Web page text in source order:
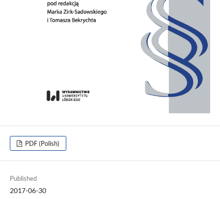
PDF (Polish)
Published
2017-06-30